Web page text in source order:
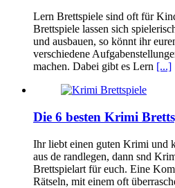
Lern Brettspiele sind oft für
Brettspiele lassen sich
und ausbauen, so könnt ihr
verschiedene
machen. Dabei gibt es Lern [...]
Die 6 besten Krimi
Ihr liebt einen guten Krimi und
aus de randlegen, dann snd
Brettspielart für euch. Eine
Rätseln, mit einem oft